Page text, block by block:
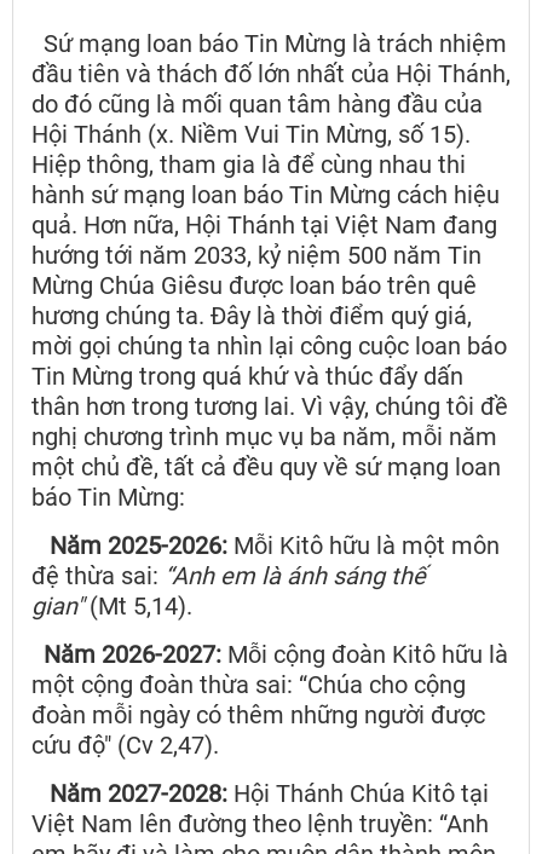
Sứ mạng loan báo Tin Mừng là trách nhiệm
đầu tiên và thách đố lớn nhất của Hội Thánh,
do đó cũng là mối quan tâm hàng đầu của
Hội Thánh (x. Niềm Vui Tin Mừng, số 15).
Hiệp thông, tham gia là để cùng nhau thi
hành sứ mạng loan báo Tin Mừng cách hiệu
quả. Hơn nữa, Hội Thánh tại Việt Nam đang
hướng tới năm 2033, kỷ niệm 500 năm Tin
Mừng Chúa Giêsu được loan báo trên quê
hương chúng ta. Đây là thời điểm quý giá,
mời gọi chúng ta nhìn lại công cuộc loan báo
Tin Mừng trong quá khứ và thúc đẩy dấn
thân hơn trong tương lai. Vì vậy, chúng tôi đề
nghị chương trình mục vụ ba năm, mỗi năm
một chủ đề, tất cả đều quy về sứ mạng loan
báo Tin Mừng:
Năm 2025-2026: Mỗi Kitô hữu là một môn
đệ thừa sai: “Anh em là ánh sáng thế
gian"(Mt 5,14).
Năm 2026-2027: Mỗi cộng đoàn Kitô hữu là
một cộng đoàn thừa sai: “Chúa cho cộng
đoàn mỗi ngày có thêm những người được
cứu độ" (Cv 2,47).
Năm 2027-2028: Hội Thánh Chúa Kitô tại
Việt Nam lên đường theo lệnh truyền: “Anh